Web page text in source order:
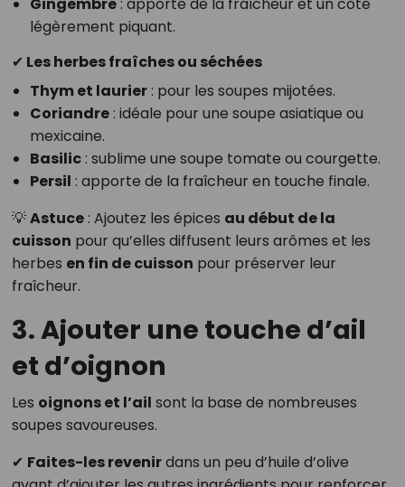
Gingembre: apporte de la fraîcheur et un côté
légèrement piquant.
✔ Les herbes fraîches ou séchées
Thym et laurier: pour les soupes mijotées.
Coriandre: idéale pour une soupe asiatique ou
mexicaine.
Basilic: sublime une soupe tomate ou courgette.
Persil : apporte de la fraîcheur en touche finale.
💡Astuce: Ajoutez les épices au début de la
cuisson pour qu’elles diffusent leurs arômes et les
herbes en fin de cuisson pour préserver leur
fraîcheur.
3. Ajouter une touche d’ail
et d’oignon
Les oignons et l’ail sont la base de nombreuses
soupes savoureuses.
✔ Faites-les revenirdans un peu d’huile d’olive